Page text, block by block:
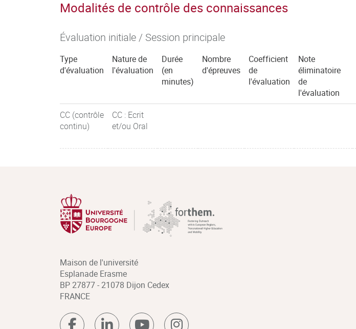
Modalités de contrôle des connaissances
Évaluation initiale / Session principale
Type
d'évaluation
Nature de
l'évaluation
Durée
(en
minutes)
Nombre
d'épreuves
Coefficient
de
l'évaluation
Note
éliminatoire
de
l'évaluation
CC (contrôle
continu)
CC : Ecrit
et/ou Oral
Maison de l'université
Esplanade Erasme
BP 27877 - 21078 Dijon Cedex
FRANCE